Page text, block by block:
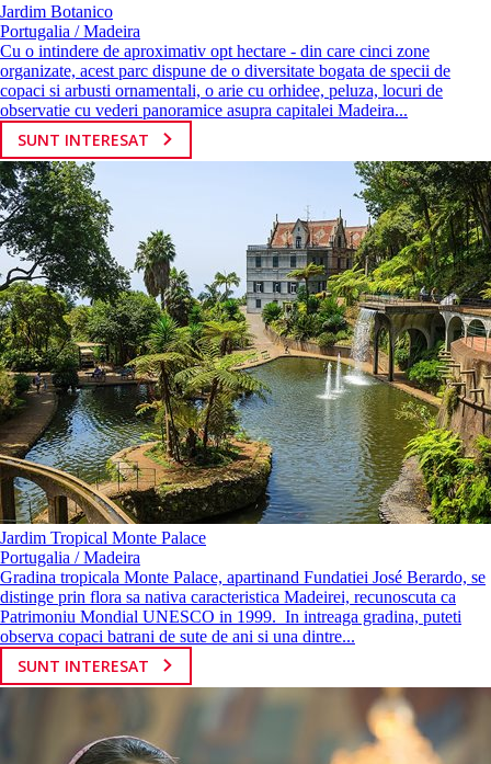
Jardim Botanico
Portugalia / Madeira
Cu o intindere de aproximativ opt hectare - din care cinci zone
organizate, acest parc dispune de o diversitate bogata de specii de
copaci si arbusti ornamentali, o arie cu orhidee, peluza, locuri de
observatie cu vederi panoramice asupra capitalei Madeira...
SUNT INTERESAT
Jardim Tropical Monte Palace
Portugalia / Madeira
Gradina tropicala Monte Palace, apartinand Fundatiei José Berardo, se
distinge prin flora sa nativa caracteristica Madeirei, recunoscuta ca
Patrimoniu Mondial UNESCO in 1999. In intreaga gradina, puteti
observa copaci batrani de sute de ani si una dintre...
SUNT INTERESAT